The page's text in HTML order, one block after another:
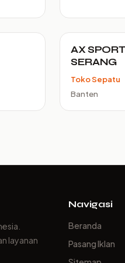
AX
SERANG
Toko Sepatu
Banten
layanan
Navigasi
Beranda
Pasang Iklan